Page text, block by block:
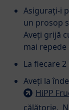
Asigurați-i
un prosop
Aveți grijă
mai
La fiecare
Aveți la
HiPP
călătorie.